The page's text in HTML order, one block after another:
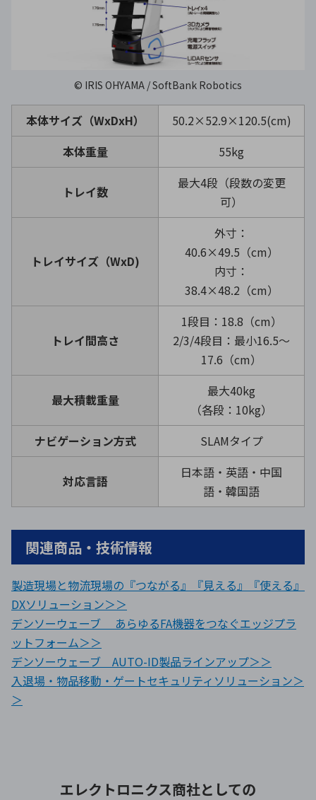
© IRIS OHYAMA / SoftBank Robotics
本体サイズ（WxDxH）
50.2×52.9×120.5(cm)
本体重量
55kg
トレイ数
最大4段（段数の変更
可）
トレイサイズ（WxD)
外寸：
40.6×49.5（cm）
内寸：
38.4×48.2（cm）
トレイ間高さ
1段目：18.8（cm）
2/3/4段目：最小16.5〜
17.6（cm）
最大積載重量
最大40kg
（各段：10kg）
ナビゲーション方式
SLAMタイプ
対応言語
日本語・英語・中国
語・韓国語
関連商品・技術情報
製造現場と物流現場の『つながる』『見える』『使える』
DXソリューション＞＞
デンソーウェーブ あらゆるFA機器をつなぐエッジプラ
ットフォーム＞＞
デンソーウェーブ AUTO-ID製品ラインアップ＞＞
入退場・物品移動・ゲートセキュリティソリューション＞
＞
エレクトロニクス商社としての